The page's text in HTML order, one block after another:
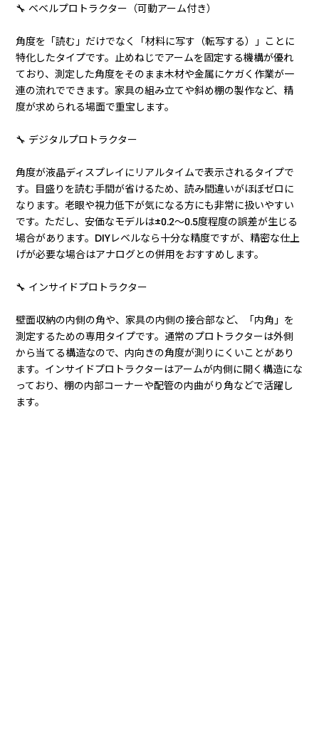
🔧 ベベルプロトラクター（可動アーム付き）
角度を「読む」だけでなく「材料に写す（転写する）」ことに
特化したタイプです。止めねじでアームを固定する機構が優れ
ており、測定した角度をそのまま木材や金属にケガく作業が一
連の流れでできます。家具の組み立てや斜め棚の製作など、精
度が求められる場面で重宝します。
🔧 デジタルプロトラクター
角度が液晶ディスプレイにリアルタイムで表示されるタイプで
す。目盛りを読む手間が省けるため、読み間違いがほぼゼロに
なります。老眼や視力低下が気になる方にも非常に扱いやすい
です。ただし、安価なモデルは±0.2〜0.5度程度の誤差が生じる
場合があります。DIYレベルなら十分な精度ですが、精密な仕上
げが必要な場合はアナログとの併用をおすすめします。
🔧 インサイドプロトラクター
壁面収納の内側の角や、家具の内側の接合部など、「内角」を
測定するための専用タイプです。通常のプロトラクターは外側
から当てる構造なので、内向きの角度が測りにくいことがあり
ます。インサイドプロトラクターはアームが内側に開く構造にな
っており、棚の内部コーナーや配管の内曲がり角などで活躍し
ます。